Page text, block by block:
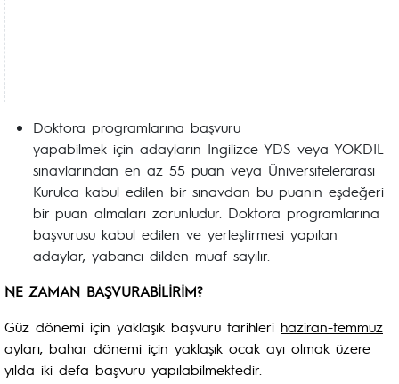
Doktora programlarına başvuru
yapabilmek için adayların İngilizce YDS veya YÖKDİL
sınavlarından en az 55 puan veya Üniversitelerarası
Kurulca kabul edilen bir sınavdan bu puanın eşdeğeri
bir puan almaları zorunludur. Doktora programlarına
başvurusu kabul edilen ve yerleştirmesi yapılan
adaylar, yabancı dilden muaf sayılır.
NE ZAMAN BAŞVURABİLİRİM?
Güz dönemi için yaklaşık başvuru tarihleri haziran-temmuz
ayları, bahar dönemi için yaklaşık ocak ayı olmak üzere
yılda iki defa başvuru yapılabilmektedir.